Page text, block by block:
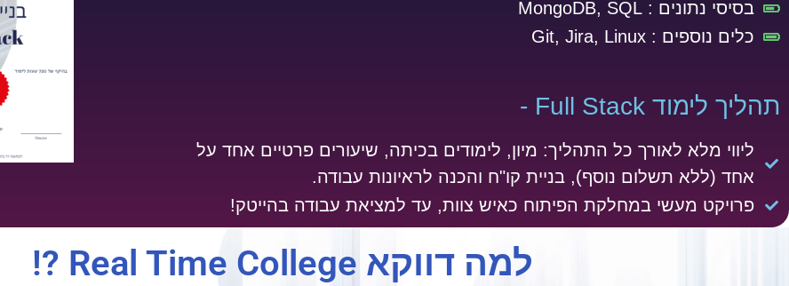
בסיסי נתונים :
כלים נוספים :
תהליך לימוד Full Stack​​ -
ליווי מלא לאורך כל התהליך: מיון, לימודים בכיתה, שיעורים פרטיים אחד על
אחד (ללא תשלום נוסף), בניית קו"ח והכנה לראיונות עבודה.
פרויקט מעשי במחלקת הפיתוח כאיש צוות, עד למציאת עבודה בהייטק!
למה דווקא Real Time College ?!